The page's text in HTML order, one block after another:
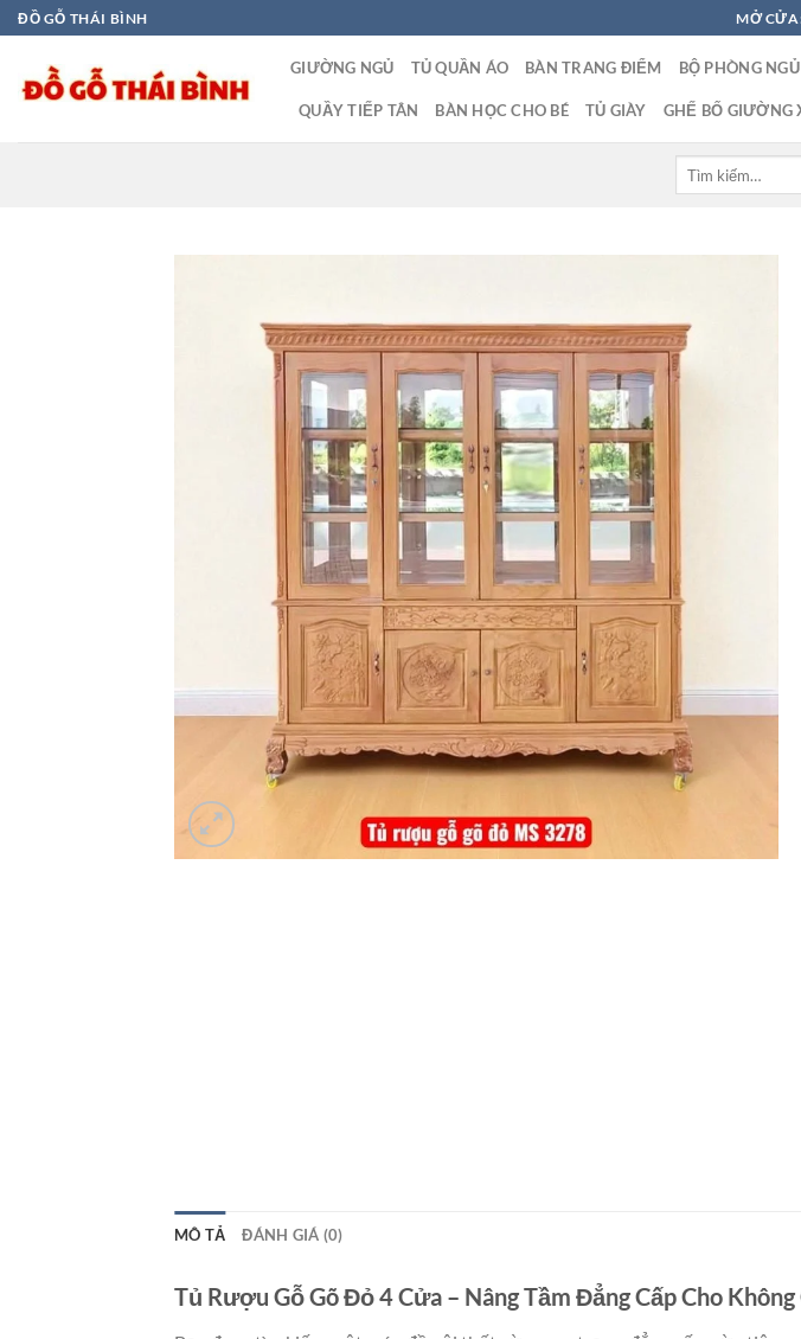
Bỏ
qua
dung
ĐỒ GỖ THÁI BÌNH MỞ
GIƯỜNG NGỦ TỦ QUẦN ÁO BÀN TRANG ĐIỂM BỘ PHÒNG NGỦ
QUẦY TIẾP TÂN BÀN HỌC CHO BÉ TỦ GIÀY GHẾ BỐ GIƯỜNG
MÔ TẢ ĐÁNH GIÁ (0)
Tủ Rượu Gỗ Gõ Đỏ 4 Cửa – Nâng Tầm Đẳng Cấp Cho Không